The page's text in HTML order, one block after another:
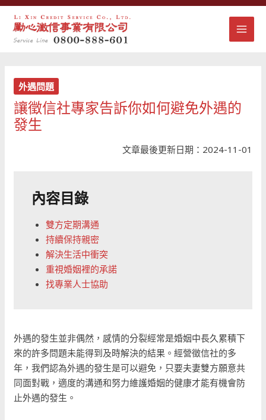
跳
外遇問題
讓徵信社專家告訴你如何避免外遇的
發生
文章最後更新日期：2024-11-01
內容目錄
雙方定期溝通
持續保持親密
解決生活中衝突
重視婚姻裡的承諾
找專業人士協助
外遇的發生並非偶然，感情的分裂經常是婚姻中長久累積下
來的許多問題未能得到及時解決的結果。經營徵信社的多
年，我們認為外遇的發生是可以避免，只要夫妻雙方願意共
同面對戰，適度的溝通和努力維護婚姻的健康才能有機會防
止外遇的發生。